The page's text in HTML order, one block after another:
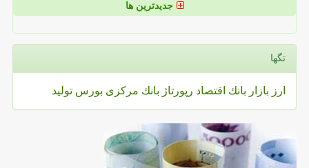
جدیدترین ها
تگها
ارز بازار بانك اقتصاد رپورتاژ بانك مركزی بورس تولید